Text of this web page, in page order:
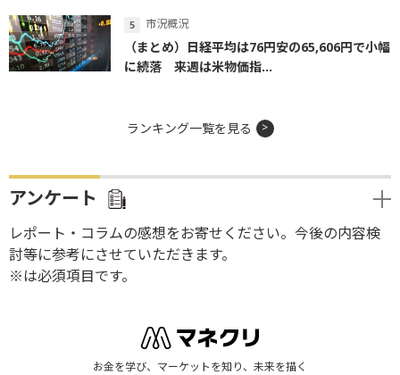
市況概況
（まとめ）日経平均は76円安の65,606円で小幅
に続落 来週は米物価指...
ランキング一覧を見る
アンケート
レポート・コラムの感想をお寄せください。今後の内容検
討等に参考にさせていただきます。
※は必須項目です。
お金を学び、マーケットを知り、未来を描く